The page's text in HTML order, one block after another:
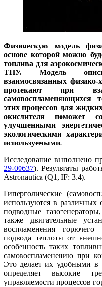
Физическую модель
основе которой можно
топлива для
ТПУ. Модель
взаимосвязанных физико-
протекают при
самовоспламеняющихся
этих процессов для
окислителя поможет
улучшенными
экологическими
используемыми.
Исследование выполнено
29-00637). Результаты
Astronautica (Q1, IF: 3.4).
Гиперголические
используются в различных
подводные
также двигательные
воспламенения горючего
подвода теплоты от
особенность таких
самовоспламенению при
Это делает их удобными в
определяет высокие
управляемости процессов